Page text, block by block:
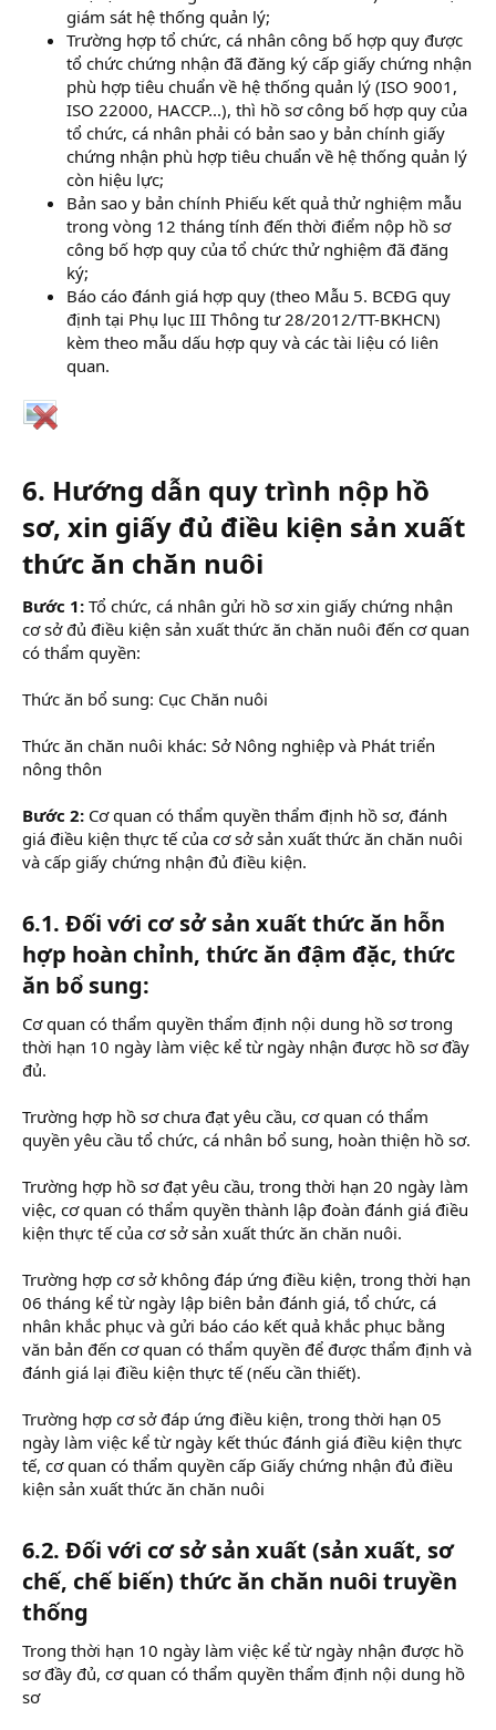
giám sát hệ thống quản lý;
Trường hợp tổ chức, cá nhân công bố hợp quy được
tổ chức chứng nhận đã đăng ký cấp giấy chứng nhận
phù hợp tiêu chuẩn về hệ thống quản lý (ISO 9001,
ISO 22000, HACCP...), thì hồ sơ công bố hợp quy của
tổ chức, cá nhân phải có bản sao y bản chính giấy
chứng nhận phù hợp tiêu chuẩn về hệ thống quản lý
còn hiệu lực;
Bản sao y bản chính Phiếu kết quả thử nghiệm mẫu
trong vòng 12 tháng tính đến thời điểm nộp hồ sơ
công bố hợp quy của tổ chức thử nghiệm đã đăng
ký;
Báo cáo đánh giá hợp quy (theo Mẫu 5. BCĐG quy
định tại Phụ lục III Thông tư 28/2012/TT-BKHCN)
kèm theo mẫu dấu hợp quy và các tài liệu có liên
quan.
6. Hướng dẫn quy trình nộp hồ
sơ, xin giấy đủ điều kiện sản xuất
thức ăn chăn nuôi
Bước 1: Tổ chức, cá nhân gửi hồ sơ xin giấy chứng nhận
cơ sở đủ điều kiện sản xuất thức ăn chăn nuôi đến cơ quan
có thẩm quyền:
Thức ăn bổ sung: Cục Chăn nuôi
Thức ăn chăn nuôi khác: Sở Nông nghiệp và Phát triển
nông thôn
Bước 2: Cơ quan có thẩm quyền thẩm định hồ sơ, đánh
giá điều kiện thực tế của cơ sở sản xuất thức ăn chăn nuôi
và cấp giấy chứng nhận đủ điều kiện.
6.1. Đối với cơ sở sản xuất thức ăn hỗn
hợp hoàn chỉnh, thức ăn đậm đặc, thức
ăn bổ sung:
Cơ quan có thẩm quyền thẩm định nội dung hồ sơ trong
thời hạn 10 ngày làm việc kể từ ngày nhận được hồ sơ đầy
đủ.
Trường hợp hồ sơ chưa đạt yêu cầu, cơ quan có thẩm
quyền yêu cầu tổ chức, cá nhân bổ sung, hoàn thiện hồ sơ.
Trường hợp hồ sơ đạt yêu cầu, trong thời hạn 20 ngày làm
việc, cơ quan có thẩm quyền thành lập đoàn đánh giá điều
kiện thực tế của cơ sở sản xuất thức ăn chăn nuôi.
Trường hợp cơ sở không đáp ứng điều kiện, trong thời hạn
06 tháng kể từ ngày lập biên bản đánh giá, tổ chức, cá
nhân khắc phục và gửi báo cáo kết quả khắc phục bằng
văn bản đến cơ quan có thẩm quyền để được thẩm định và
đánh giá lại điều kiện thực tế (nếu cần thiết).
Trường hợp cơ sở đáp ứng điều kiện, trong thời hạn 05
ngày làm việc kể từ ngày kết thúc đánh giá điều kiện thực
tế, cơ quan có thẩm quyền cấp Giấy chứng nhận đủ điều
kiện sản xuất thức ăn chăn nuôi
6.2. Đối với cơ sở sản xuất (sản xuất, sơ
chế, chế biến) thức ăn chăn nuôi truyền
thống
Trong thời hạn 10 ngày làm việc kể từ ngày nhận được hồ
sơ đầy đủ, cơ quan có thẩm quyền thẩm định nội dung hồ
sơ